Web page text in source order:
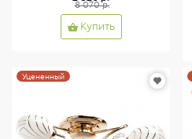
8 070 р.
Купить
Уцененный